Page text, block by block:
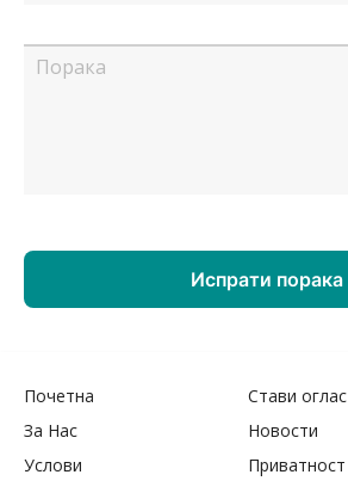
Почетна
Стави оглас
За Нас
Новости
Услови
Приватност